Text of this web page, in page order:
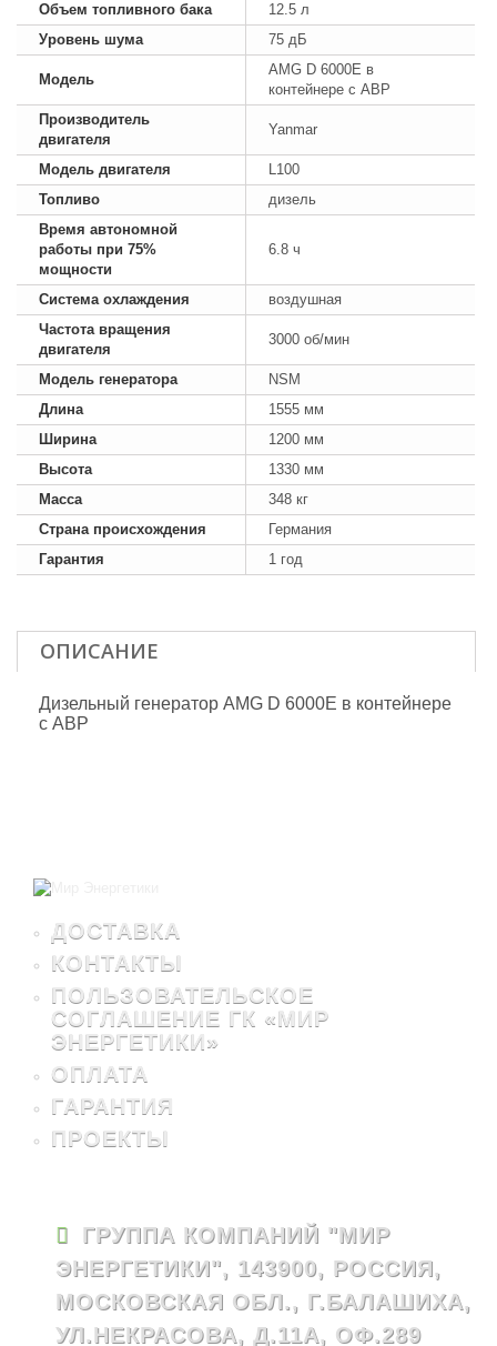
Объем топливного бака
12.5 л
Уровень шума
75 дБ
Модель
AMG D 6000E в
контейнере с АВР
Производитель
двигателя
Yanmar
Модель двигателя
L100
Топливо
дизель
Время автономной
работы при 75%
мощности
6.8 ч
Система охлаждения
воздушная
Частота вращения
двигателя
3000 об/мин
Модель генератора
NSM
Длина
1555 мм
Ширина
1200 мм
Высота
1330 мм
Масса
348 кг
Страна происхождения
Германия
Гарантия
1 год
ОПИСАНИЕ
Дизельный генератор AMG D 6000E в контейнере
с АВР
ДОСТАВКА
КОНТАКТЫ
ПОЛЬЗОВАТЕЛЬСКОЕ
СОГЛАШЕНИЕ ГК «МИР
ЭНЕРГЕТИКИ»
ОПЛАТА
ГАРАНТИЯ
ПРОЕКТЫ
ГРУППА КОМПАНИЙ "МИР
ЭНЕРГЕТИКИ", 143900, РОССИЯ,
МОСКОВСКАЯ ОБЛ., Г.БАЛАШИХА,
УЛ.НЕКРАСОВА, Д.11А, ОФ.289